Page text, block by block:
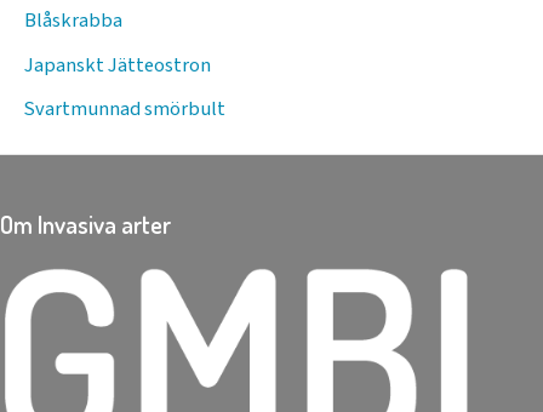
Blåskrabba
Japanskt Jätteostron
Svartmunnad smörbult
Om Invasiva arter